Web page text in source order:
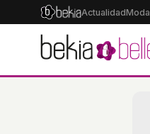
ActualidadModa